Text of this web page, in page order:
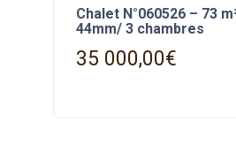
Chalet N°060526 – 73
44mm/ 3 chambres
35 000,00€